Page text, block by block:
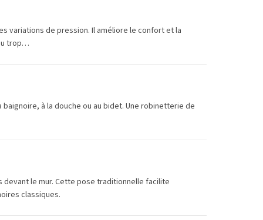
variations de pression. Il améliore le confort et la
trop…
à la douche ou au bidet. Une robinetterie de
le mur. Cette pose traditionnelle facilite
classiques.